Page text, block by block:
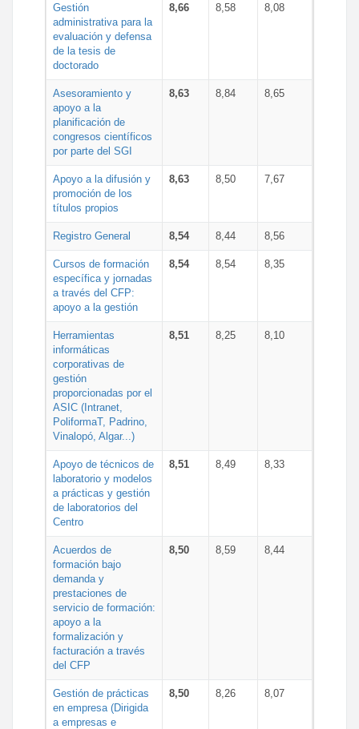
Gestión
administrativa para la
evaluación y defensa
de la tesis de
doctorado
8,66 8,58 8,08
Asesoramiento y
apoyo a la
planificación de
congresos científicos
por parte del SGI
8,63 8,84 8,65
Apoyo a la difusión y
promoción de los
títulos propios
8,63 8,50 7,67
Registro General 8,54 8,44 8,56
Cursos de formación
específica y jornadas
a través del CFP:
apoyo a la gestión
8,54 8,54 8,35
Herramientas
informáticas
corporativas de
gestión
proporcionadas por el
ASIC (Intranet,
PoliformaT, Padrino,
Vinalopó, Algar...)
8,51 8,25 8,10
Apoyo de técnicos de
laboratorio y modelos
a prácticas y gestión
de laboratorios del
Centro
8,51 8,49 8,33
Acuerdos de
formación bajo
demanda y
prestaciones de
servicio de formación:
apoyo a la
formalización y
facturación a través
del CFP
8,50 8,59 8,44
Gestión de prácticas
en empresa (Dirigida
a empresas e
8,50 8,26 8,07